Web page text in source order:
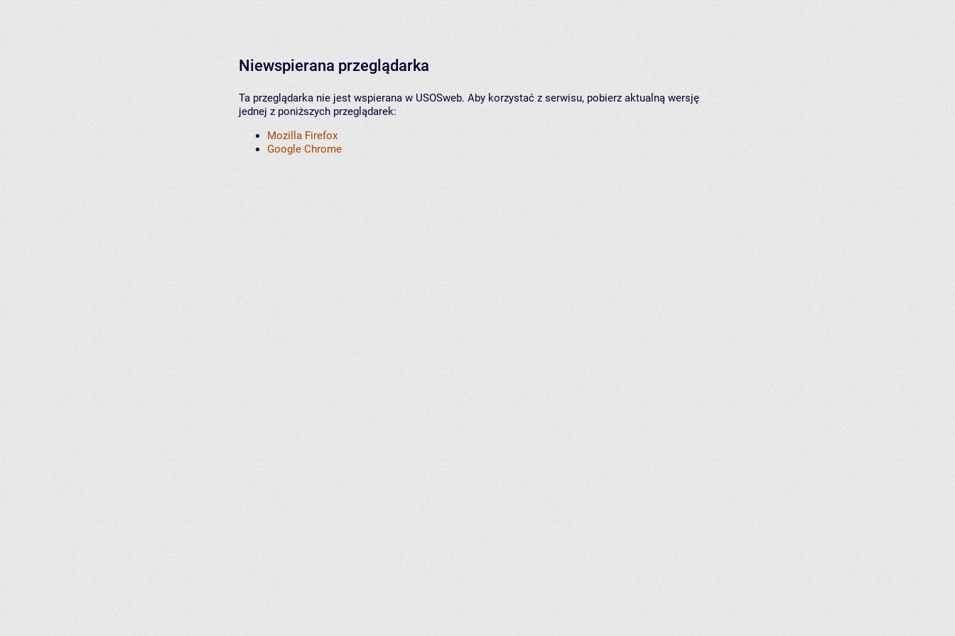
Niewspierana przeglądarka
Ta przeglądarka nie jest wspierana w USOSweb. Aby korzystać z serwisu, pobierz aktualną wersję
jednej z poniższych przeglądarek:
Mozilla Firefox
Google Chrome